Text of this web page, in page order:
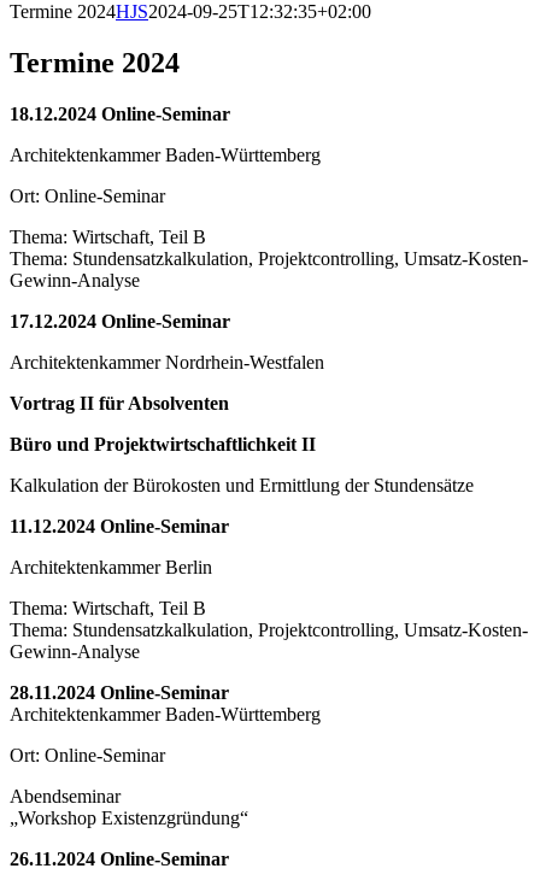
Termine 2024HJS2024-09-25T12:32:35+02:00
Termine 2024
18.12.2024 Online-Seminar
Architektenkammer Baden-Württemberg
Ort: Online-Seminar
Thema: Wirtschaft, Teil B
Thema: Stundensatzkalkulation, Projektcontrolling, Umsatz-Kosten-
Gewinn-Analyse
17.12.2024 Online-Seminar
Architektenkammer Nordrhein-Westfalen
Vortrag II für Absolventen
Büro und Projektwirtschaftlichkeit II
Kalkulation der Bürokosten und Ermittlung der Stundensätze
11.12.2024 Online-Seminar
Architektenkammer Berlin
Thema: Wirtschaft, Teil B
Thema: Stundensatzkalkulation, Projektcontrolling, Umsatz-Kosten-
Gewinn-Analyse
28.11.2024 Online-Seminar
Architektenkammer Baden-Württemberg
Ort: Online-Seminar
Abendseminar
„Workshop Existenzgründung“
26.11.2024 Online-Seminar